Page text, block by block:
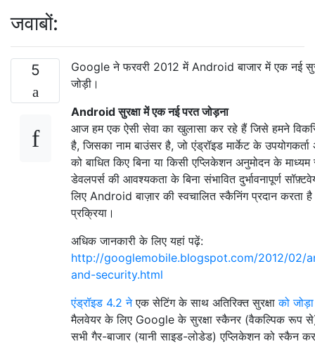
जवाबों:
5
Google ने फरवरी 2012 में Android बाजार में एक नई
जोड़ी।
Android सुरक्षा में एक नई परत जोड़ना
आज हम एक ऐसी सेवा का खुलासा कर रहे हैं जिसे हमने
है, जिसका नाम बाउंसर है, जो एंड्रॉइड मार्केट के
को बाधित किए बिना या किसी एप्लिकेशन अनुमोदन के
डेवलपर्स की आवश्यकता के बिना संभावित दुर्भावनापूर्ण
लिए Android बाज़ार की स्वचालित स्कैनिंग प्रदान करता
प्रक्रिया।
अधिक जानकारी के लिए यहां पढ़ें:
http://googlemobile.blogspot.com/2012/02/
and-security.html
एंड्रॉइड 4.2 नेएक सेटिंग के साथ अतिरिक्त सुरक्षाको
मैलवेयर के लिए Google के सुरक्षा स्कैनर (वैकल्पिक रूप
सभी गैर-बाजार (यानी साइड-लोडेड) एप्लिकेशन को स्कैन